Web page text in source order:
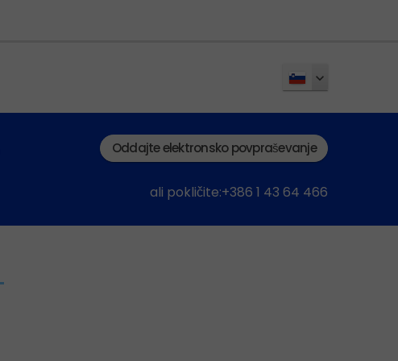
Oddajte elektronsko povpraševanje
ali pokličite:+386 1 43 64 466